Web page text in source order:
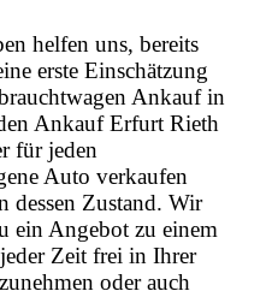
helfen uns, bereits
erste Einschätzung
Ankauf in
Ankauf Erfurt Rieth
für jeden
Auto verkaufen
dessen Zustand. Wir
ein Angebot zu einem
Zeit frei in Ihrer
oder auch